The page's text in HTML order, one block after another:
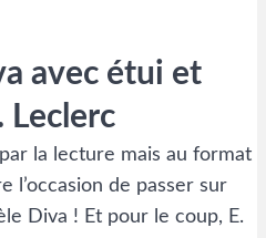
avec étui et
Leclerc
la lecture mais au format
l’occasion de passer sur
Diva ! Et pour le coup, E.